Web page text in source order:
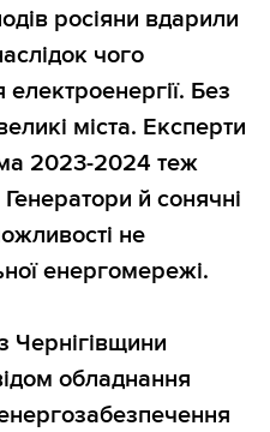
росіяни вдарили
чого
Без
міста. Експерти
2023-2024 теж
й сонячні
не
енергомережі.
Чернігівщини
обладнання